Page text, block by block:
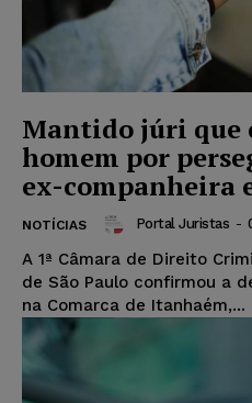
Mantido júri que
homem por
ex-companheira
NOTÍCIAS Portal Juristas -
A 1ª Câmara de Direito
de São Paulo confirmou a
na Comarca de Itanhaém,...